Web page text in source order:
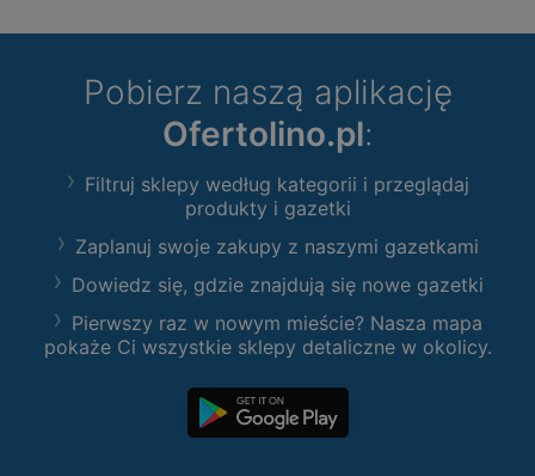
Pobierz naszą aplikację
Ofertolino.pl:
Filtruj sklepy według kategorii i przeglądaj
produkty i gazetki
Zaplanuj swoje zakupy z naszymi gazetkami
Dowiedz się, gdzie znajdują się nowe gazetki
Pierwszy raz w nowym mieście? Nasza mapa
pokaże Ci wszystkie sklepy detaliczne w okolicy.